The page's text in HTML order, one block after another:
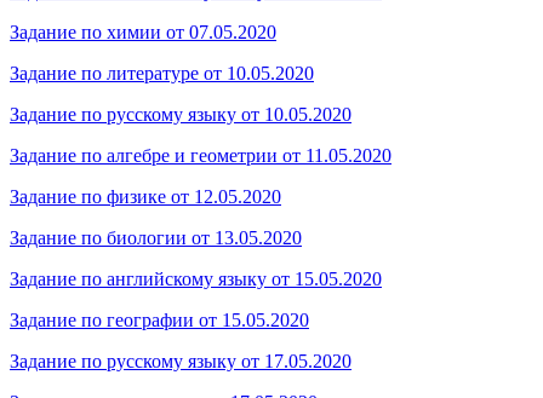
Задание по химии от 07.05.2020
Задание по литературе от 10.05.2020
Задание по русскому языку от 10.05.2020
Задание по алгебре и геометрии от 11.05.2020
Задание по физике от 12.05.2020
Задание по биологии от 13.05.2020
Задание по английскому языку от 15.05.2020
Задание по географии от 15.05.2020
Задание по русскому языку от 17.05.2020